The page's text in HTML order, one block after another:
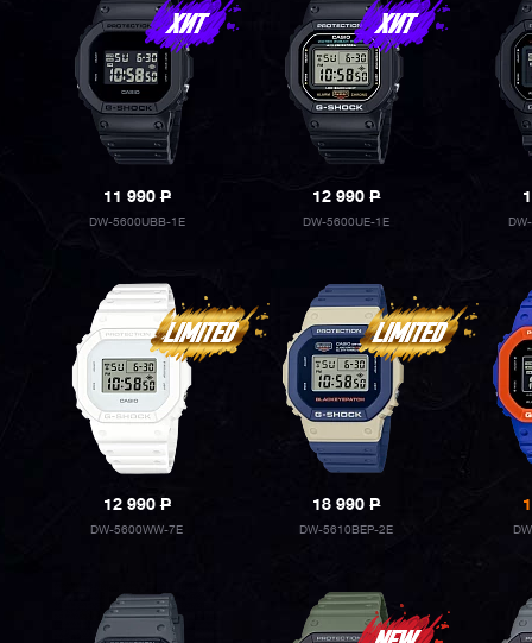
11 990P
DW-5600UBB-1E
12 990P
DW-5600UE-1E
12 990P
DW-5600WW-7E
18 990P
DW-5610BEP-2E